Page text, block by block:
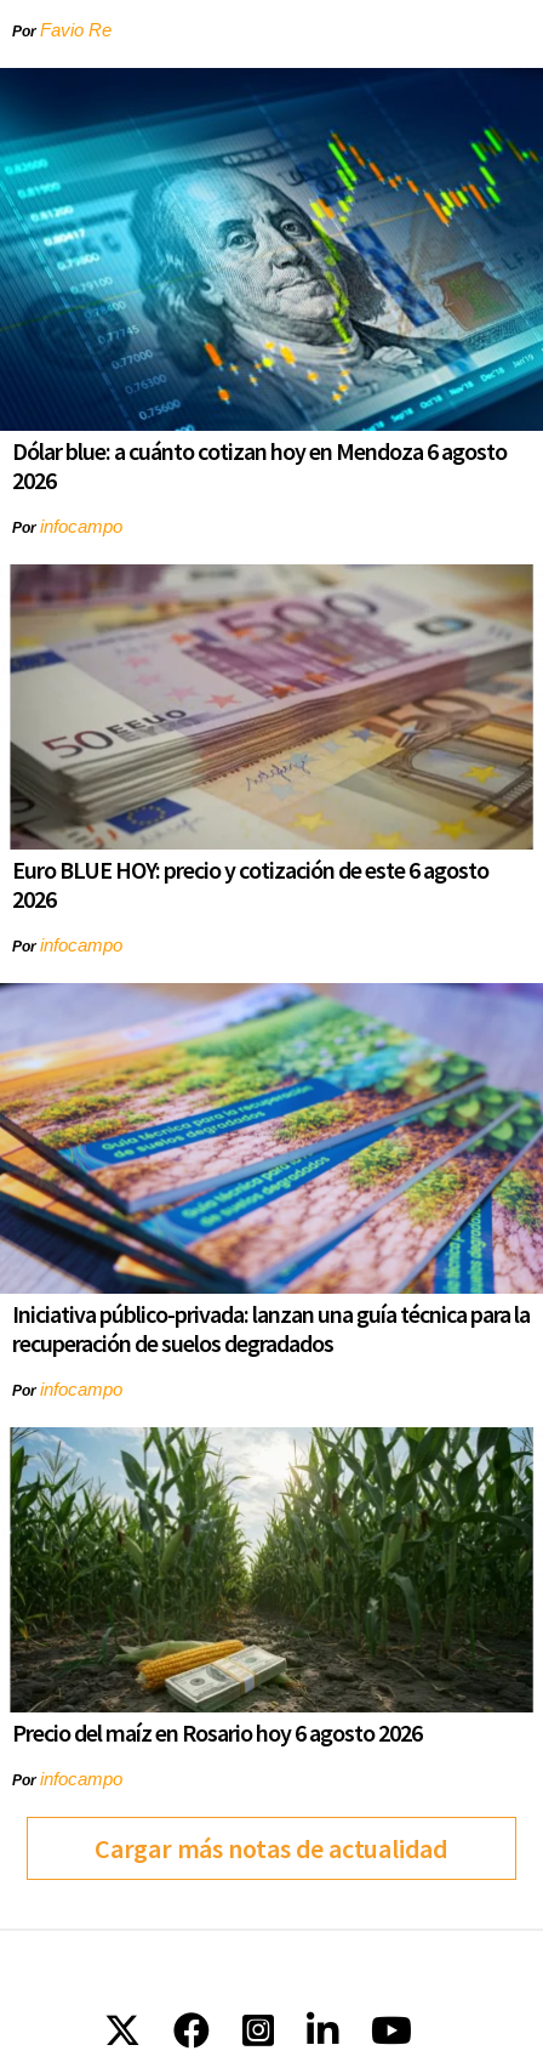
PorFavio Re
Dólar blue: a cuánto cotizan hoy en Mendoza 6 agosto
2026
Porinfocampo
Euro BLUE HOY: precio y cotización de este 6 agosto
2026
Porinfocampo
Iniciativa público-privada: lanzan una guía técnica para la
recuperación de suelos degradados
Porinfocampo
Precio del maíz en Rosario hoy 6 agosto 2026
Porinfocampo
Cargar más notas de actualidad